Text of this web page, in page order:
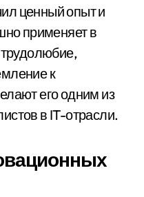
ценный опыт и
применяет в
к
его одним из
в IT-отрасли.